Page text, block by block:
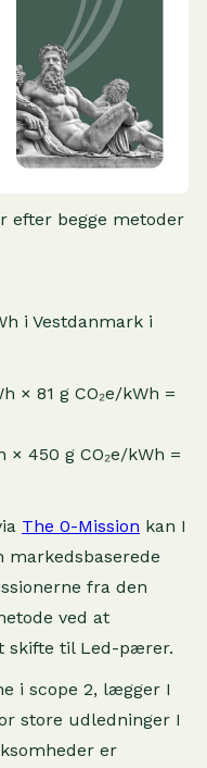
efter begge metoder
i Vestdanmark i
× 81 g CO₂e/kWh =
× 450 g CO₂e/kWh =
The 0-Mission kan I
fra den
ved at
skifte til Led-pærer.
i scope 2, lægger I
store udledninger I
er